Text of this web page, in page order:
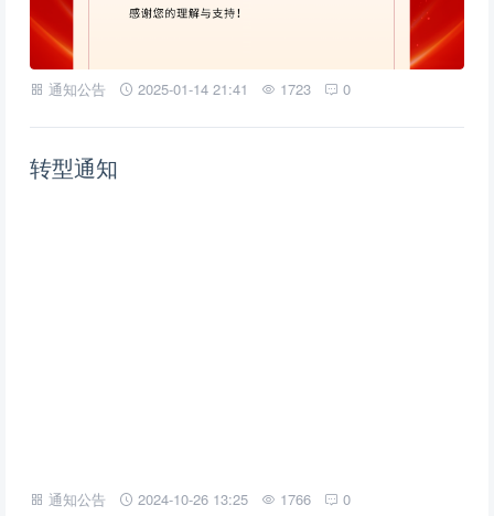
通知公告 2025-01-14 21:41 1723 0
转型通知
通知公告 2024-10-26 13:25 1766 0